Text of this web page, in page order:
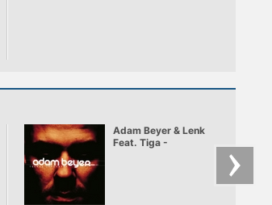
Adam Beyer & Lenk
Feat. Tiga -